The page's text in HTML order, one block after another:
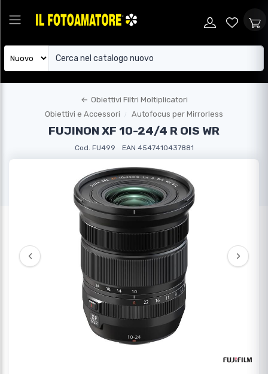
← Obiettivi Filtri Moltiplicatori
Obiettivi e Accessori
Autofocus per Mirrorless
FUJINON XF 10-24/4 R OIS WR
Cod. FU499 EAN 4547410437881
‹ ›